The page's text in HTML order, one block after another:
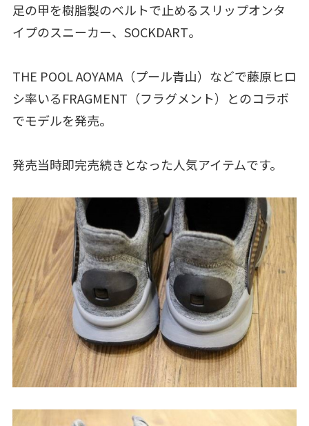
足の甲を樹脂製のベルトで止めるスリップオンタ
イプのスニーカー、SOCKDART。
THE POOL AOYAMA（プール青山）などで藤原ヒロ
シ率いるFRAGMENT（フラグメント）とのコラボ
でモデルを発売。
発売当時即完売続きとなった人気アイテムです。